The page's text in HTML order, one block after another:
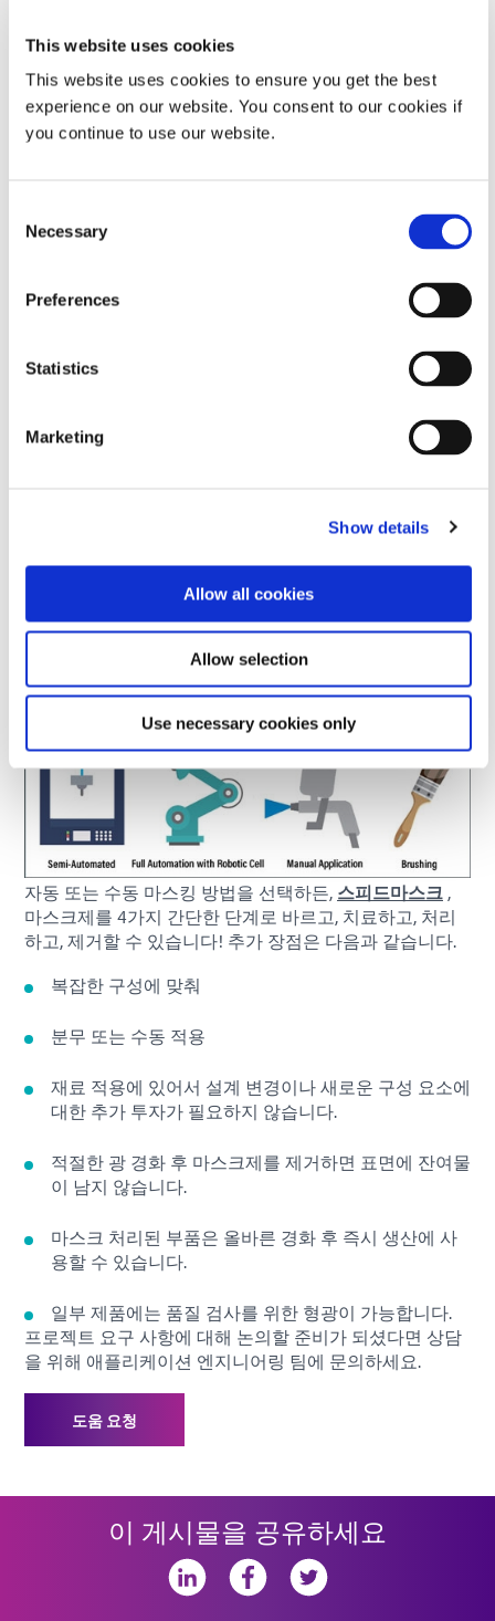
This website uses cookies
This website uses cookies to ensure you get the best
experience on our website. You consent to our cookies if
you continue to use our website.
Selection
Necessary
Preferences
Statistics
Marketing
Show details
Allow all cookies
Allow selection
Use necessary cookies only
다양한 부품 구성을 수용하도록 프로그래밍 가능
수동 적용(스프레이 및 비즈)
반자동 및 완전 자동 적용 방법이 뛰어난 정밀도를 제공하
고 제조 효율성을 높이지만 수동 마스킹이 필요한 경우가
할 수 있습니다. 또한 이러한 적용 방법을 기존 시스템에
통합하여 프로세스를 보완하여 어느 정도의 자동화 및 사
소량 생산 지원
수동 분배 밸브를 로봇 셀 마스킹에 통합할 수 있습니
다.
이 적용 방법은 프로토타입이나 재작업 후 터치업이 필요
한 구성 요소와 같은 소량, 단기, 틈새 프로젝트를 위해 설
계되었습니다. 브러싱 방법은 고르지 않은 마스킹 적용 범
위를 초래할 수 있으며 균일하고 정밀한 적용이 필요할 때
단기 실행, 프로토타입 및 수리/재작업 후 보수에 가장
적합합니다.
균일한 적용 범위를 확보하기 어려움
자동 또는 수동 마스킹 방법을 선택하든, 스피드마스크 ,
마스크제를 4가지 간단한 단계로 바르고, 치료하고, 처리
하고, 제거할 수 있습니다! 추가 장점은 다음과 같습니다.
복잡한 구성에 맞춰
분무 또는 수동 적용
재료 적용에 있어서 설계 변경이나 새로운 구성 요소에
대한 추가 투자가 필요하지 않습니다.
적절한 광 경화 후 마스크제를 제거하면 표면에 잔여물
이 남지 않습니다.
마스크 처리된 부품은 올바른 경화 후 즉시 생산에 사
용할 수 있습니다.
일부 제품에는 품질 검사를 위한 형광이 가능합니다.
프로젝트 요구 사항에 대해 논의할 준비가 되셨다면 상담
을 위해 애플리케이션 엔지니어링 팀에 문의하세요.
도움 요청
이 게시물을 공유하세요